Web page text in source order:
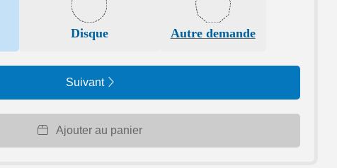
Disque Autre demande
Suivant
Ajouter au panier